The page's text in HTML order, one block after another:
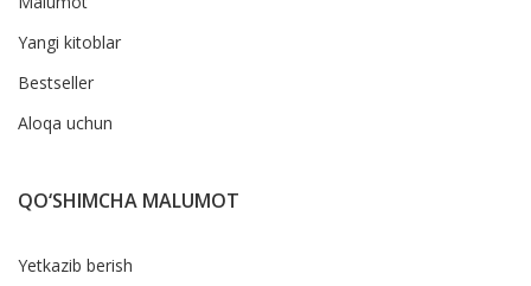
Yangi kitoblar
Bestseller
Aloqa uchun
QO‘SHIMCHA MALUMOT
Yetkazib berish